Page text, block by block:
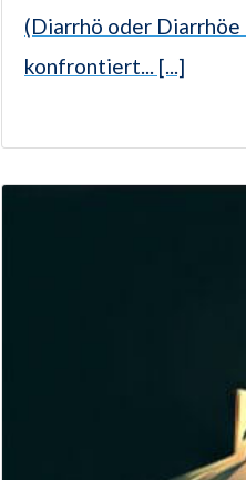
(Diarrhö oder Diarrhöe
konfrontiert... [...]